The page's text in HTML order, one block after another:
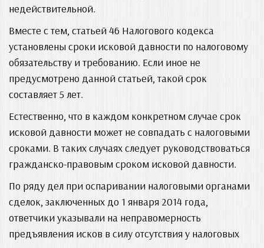
недействительной.
Вместе с тем, статьей 46 Налогового кодекса
установлены сроки исковой давности по налоговому
обязательству и требованию. Если иное не
предусмотрено данной статьей, такой срок
составляет 5 лет.
Естественно, что в каждом конкретном случае срок
исковой давности может не совпадать с налоговыми
сроками. В таких случаях следует руководствоваться
гражданско-правовым сроком исковой давности.
По ряду дел при оспаривании налоговыми органами
сделок, заключенных до 1 января 2014 года,
ответчики указывали на неправомерность
предъявления исков в силу отсутствия у налоговых